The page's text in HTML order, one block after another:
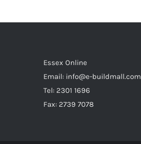
Essex Online
Email: info@e-buildmall.com
Tel: 2301 1696
Fax: 2739 7078